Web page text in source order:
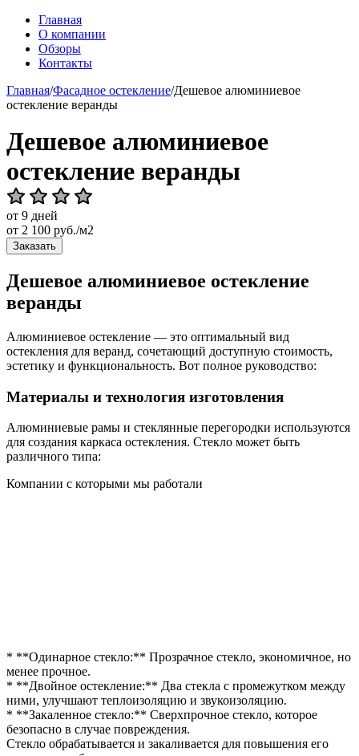
Главная
О компании
Обзоры
Контакты
Главная/Фасадное остекление/Дешевое алюминиевое
остекление веранды
Дешевое алюминиевое
остекление веранды
от 9 дней
от 2 100 руб./м2
Заказать
Дешевое алюминиевое остекление
веранды
Алюминиевое остекление — это оптимальный вид
остекления для веранд, сочетающий доступную стоимость,
эстетику и функциональность. Вот полное руководство:
Материалы и технология изготовления
Алюминиевые рамы и стеклянные перегородки используются
для создания каркаса остекления. Стекло может быть
различного типа:
Компании с которыми мы работали
* **Одинарное стекло:** Прозрачное стекло, экономичное, но
менее прочное.
* **Двойное остекление:** Два стекла с промежутком между
ними, улучшают теплоизоляцию и звукоизоляцию.
* **Закаленное стекло:** Сверхпрочное стекло, которое
безопасно в случае повреждения.
Стекло обрабатывается и закаливается для повышения его